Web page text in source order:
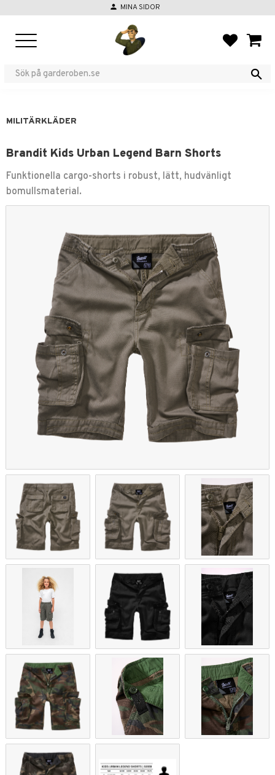
person MINA SIDOR
MILITÄRKLÄDER
Brandit Kids Urban Legend Barn Shorts
Funktionella cargo-shorts i robust, lätt, hudvänligt
bomullsmaterial.